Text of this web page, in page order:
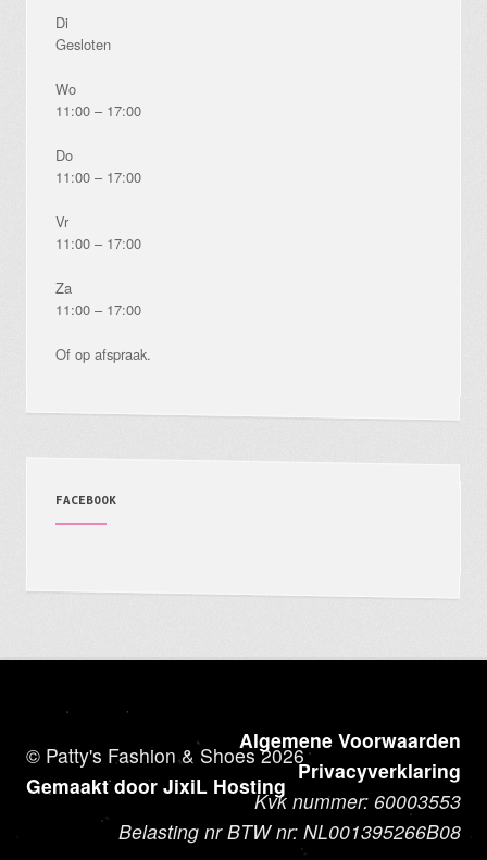
Di
Gesloten
Wo
11:00 – 17:00
Do
11:00 – 17:00
Vr
11:00 – 17:00
Za
11:00 – 17:00
Of op afspraak.
FACEBOOK
© Patty's Fashion & Shoes 2026
Gemaakt door JixiL Hosting
Algemene Voorwaarden
Privacyverklaring
Kvk nummer: 60003553
Belasting nr BTW nr: NL001395266B08